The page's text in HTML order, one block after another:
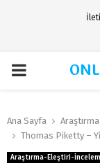
PRIMARY
Ana Sayfa
Thomas Piketty –
Araştırma-Eleştiri-